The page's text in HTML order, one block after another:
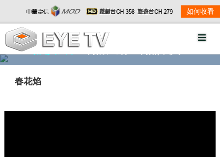
如何收看
精彩影音 劇情大綱
春花焰